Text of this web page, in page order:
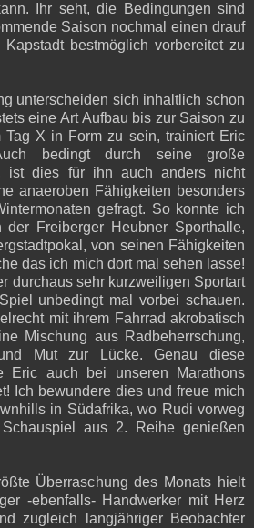
Ihr seht, die Bedingungen sind
Saison nochmal einen drauf
bestmöglich vorbereitet zu
unterscheiden sich inhaltlich schon
eine Art Aufbau bis zur Saison zu
Tag X in Form zu sein, trainiert Eric
bedingt durch seine große
ist dies für ihn auch anders nicht
anaeroben Fähigkeiten besonders
gefragt. So konnte ich
Freiberger Heubner Sporthalle,
von seinen Fähigkeiten
das ich mich dort mal sehen lasse!
durchaus sehr kurzweiligen Sportart
unbedingt mal vorbei schauen.
mit ihrem Fahrrad akrobatisch
Mischung aus Radbeherrschung,
Mut zur Lücke. Genau diese
Eric auch bei unseren Marathons
Ich bewundere dies und freue mich
in Südafrika, wo Rudi vorweg
aus 2. Reihe genießen
Überraschung des Monats hielt
-ebenfalls- Handwerker mit Herz
zugleich langjähriger Beobachter